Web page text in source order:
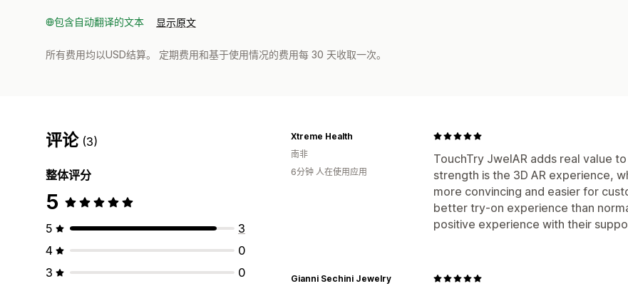
包含自动翻译的文本 显示原文
所有费用均以USD结算。 定期费用和基于使用情况的费用每 30 天收取一次。
评论 (3)
整体评分
5
5
3
4
0
3
0
TouchTry JwelAR adds real value
strength is the 3D AR experience,
more convincing and easier for
better try-on experience than
positive experience with their
Xtreme Health
南非
6分钟 人在使用应用
Gianni Sechini Jewelry